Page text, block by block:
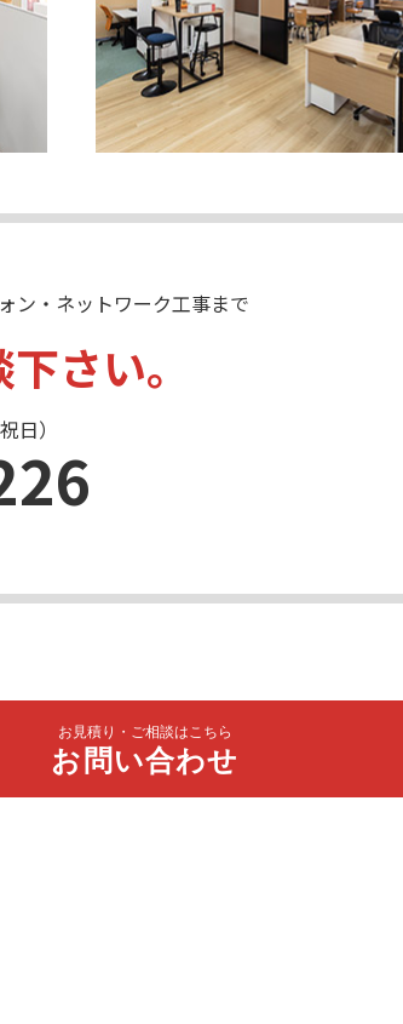
ン・ネットワーク工事まで
さい。
日）
お見積り・ご相談はこちら
お問い合わせ